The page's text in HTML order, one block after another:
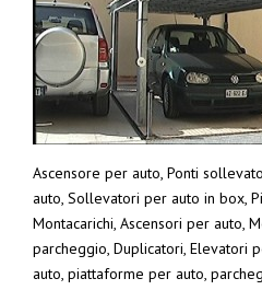
Ascensore per auto, Ponti
auto, Sollevatori per auto in box,
Montacarichi, Ascensori per auto,
parcheggio, Duplicatori, Elevatori
auto, piattaforme per auto,